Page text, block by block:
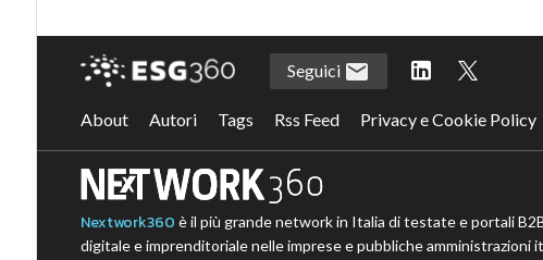
Seguici
About Autori Tags Rss Feed Privacy e Cookie Policy
Nextwork360 è il più grande network in Italia di testate e portali
digitale e imprenditoriale nelle imprese e pubbliche amministrazioni